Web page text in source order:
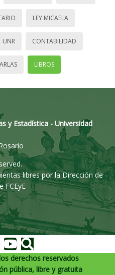
LEY MICAELA
UNR CONTABILIDAD
LIBROS
y Estadística - Universidad
libres por la Dirección de
FCEyE
derechos reservados
pública, libre y gratuita